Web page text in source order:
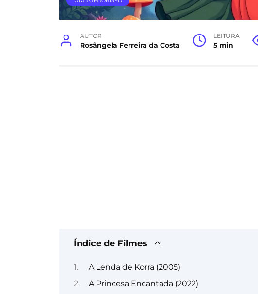
AUTOR
Rosângela Ferreira da Costa
LEITURA
5 min
Índice de Filmes
A Lenda de Korra (2005)
A Princesa Encantada (2022)